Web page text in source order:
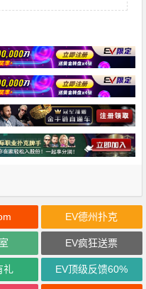
EV德州扑克
EV疯狂送票
礼 EV顶级反馈60%